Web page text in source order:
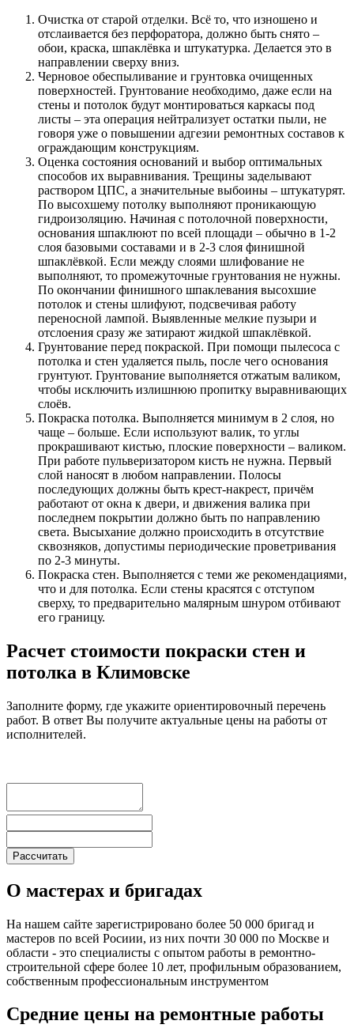
Очистка от старой отделки. Всё то, что изношено и
отслаивается без перфоратора, должно быть снято –
обои, краска, шпаклёвка и штукатурка. Делается это в
направлении сверху вниз.
Черновое обеспыливание и грунтовка очищенных
поверхностей. Грунтование необходимо, даже если на
стены и потолок будут монтироваться каркасы под
листы – эта операция нейтрализует остатки пыли, не
говоря уже о повышении адгезии ремонтных составов к
ограждающим конструкциям.
Оценка состояния оснований и выбор оптимальных
способов их выравнивания. Трещины заделывают
раствором ЦПС, а значительные выбоины – штукатурят.
По высохшему потолку выполняют проникающую
гидроизоляцию. Начиная с потолочной поверхности,
основания шпаклюют по всей площади – обычно в 1-2
слоя базовыми составами и в 2-3 слоя финишной
шпаклёвкой. Если между слоями шлифование не
выполняют, то промежуточные грунтования не нужны.
По окончании финишного шпаклевания высохшие
потолок и стены шлифуют, подсвечивая работу
переносной лампой. Выявленные мелкие пузыри и
отслоения сразу же затирают жидкой шпаклёвкой.
Грунтование перед покраской. При помощи пылесоса с
потолка и стен удаляется пыль, после чего основания
грунтуют. Грунтование выполняется отжатым валиком,
чтобы исключить излишнюю пропитку выравнивающих
слоёв.
Покраска потолка. Выполняется минимум в 2 слоя, но
чаще – больше. Если используют валик, то углы
прокрашивают кистью, плоские поверхности – валиком.
При работе пульверизатором кисть не нужна. Первый
слой наносят в любом направлении. Полосы
последующих должны быть крест-накрест, причём
работают от окна к двери, и движения валика при
последнем покрытии должно быть по направлению
света. Высыхание должно происходить в отсутствие
сквозняков, допустимы периодические проветривания
по 2-3 минуты.
Покраска стен. Выполняется с теми же рекомендациями,
что и для потолка. Если стены красятся с отступом
сверху, то предварительно малярным шнуром отбивают
его границу.
Расчет стоимости покраски стен и
потолка в Климовске
Заполните форму, где укажите ориентировочный перечень
работ. В ответ Вы получите актуальные цены на работы от
исполнителей.
О мастерах и бригадах
На нашем сайте зарегистрировано более 50 000 бригад и
мастеров по всей Росиии, из них почти 30 000 по Москве и
области - это специалисты с опытом работы в ремонтно-
строительной сфере более 10 лет, профильным образованием,
собственным профессиональным инструментом
Средние цены на ремонтные работы